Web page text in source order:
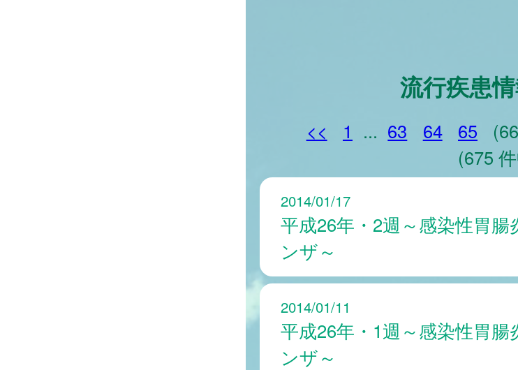
流行疾患
<< 1 ... 63 64 65
(675
2014/01/17
平成26年・2週～感染性胃
ンザ～
2014/01/11
平成26年・1週～感染性胃
ンザ～